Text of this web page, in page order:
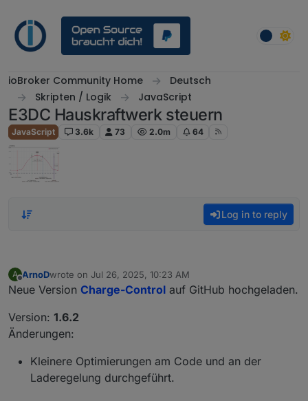
ioBroker Community Home
Deutsch
Skripten / Logik
JavaScript
E3DC Hauskraftwerk steuern
JavaScript 3.6k 73 2.0m 64
Log in to reply
A
Offline
ArnoDwrote on Jul 26, 2025, 10:23 AM
last edited by
Neue Version Charge-Control auf GitHub hochgeladen.
Version: 1.6.2
Änderungen:
Kleinere Optimierungen am Code und an der
Laderegelung durchgeführt.